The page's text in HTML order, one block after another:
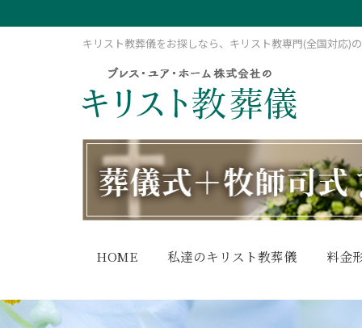
キリスト教葬儀をお探しなら、キリスト教専門(全国対応)
HOME 私達のキリスト教葬儀 料金